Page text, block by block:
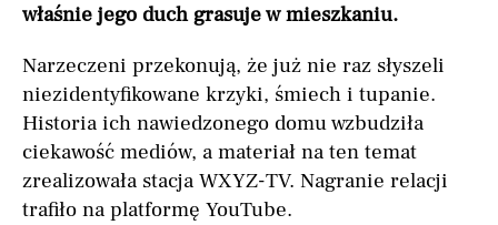
właśnie jego duch grasuje w mieszkaniu.
Narzeczeni przekonują, że już nie raz słyszeli
niezidentyfikowane krzyki, śmiech i tupanie.
Historia ich nawiedzonego domu wzbudziła
ciekawość mediów, a materiał na ten temat
zrealizowała stacja WXYZ-TV. Nagranie relacji
trafiło na platformę YouTube.